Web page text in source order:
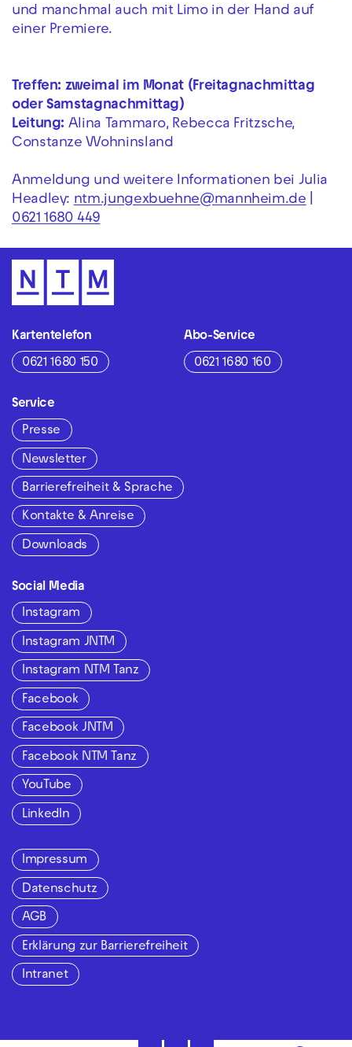
und manchmal auch mit Limo in der Hand auf
einer Premiere.
Treffen: zweimal im Monat (Freitagnachmittag
oder Samstagnachmittag)
Leitung: Alina Tammaro, Rebecca Fritzsche,
Constanze Wohninsland
Anmeldung und weitere Informationen bei Julia
Headley: ntm.jungexbuehne@mannheim.de
0621 1680 449
Kartentelefon
0621 1680 150
Abo-Service
0621 1680 160
Service
Presse
Newsletter
Barrierefreiheit & Sprache
Kontakte & Anreise
Downloads
Social Media
Instagram
Instagram JNTM
Instagram NTM Tanz
Facebook
Facebook JNTM
Facebook NTM Tanz
YouTube
LinkedIn
Impressum
Datenschutz
AGB
Erklärung zur Barrierefreiheit
Intranet